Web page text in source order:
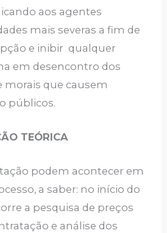
aos agentes
mais severas a fim de
e inibir qualquer
em desencontro dos
morais que causem
públicos.
TEÓRICA
podem acontecer em
a saber: no início do
a pesquisa de preços
e análise dos